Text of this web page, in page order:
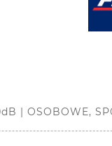
| OSOBOWE,